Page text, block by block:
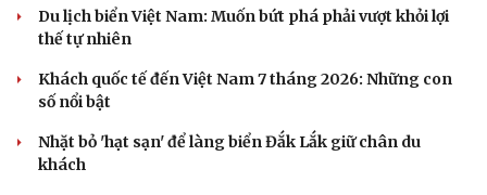
Du lịch biển Việt Nam: Muốn bứt phá phải vượt khỏi lợi
thế tự nhiên
Khách quốc tế đến Việt Nam 7 tháng 2026: Những con
số nổi bật
Nhặt bỏ 'hạt sạn' để làng biển Đắk Lắk giữ chân du
khách